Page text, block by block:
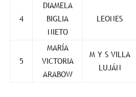
4
DIAMELA
BIGLIA
NIETO
LEONES
5
MARÍA
VICTORIA
ARABOW
M Y S VILLA
LUJÁN